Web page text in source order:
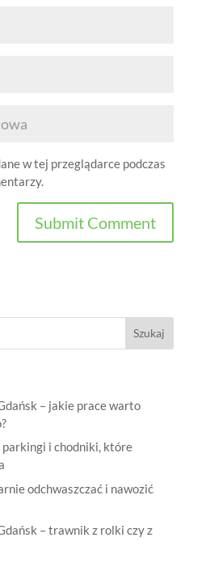
w tej przeglądarce podczas
– jakie prace warto
parkingi i chodniki, które
odchwaszczać i nawozić
– trawnik z rolki czy z